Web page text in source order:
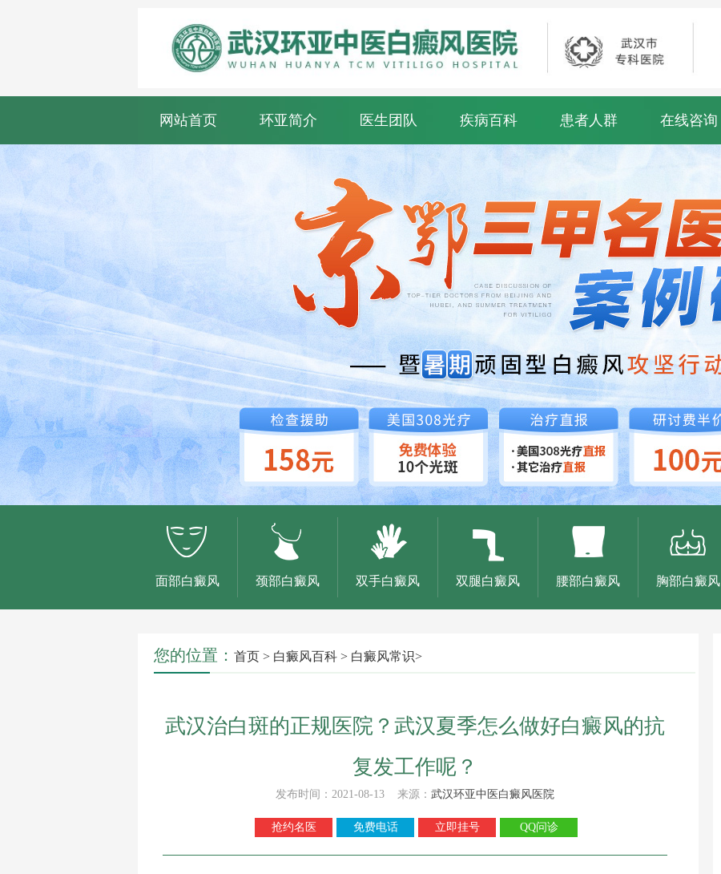
网站首页 环亚简介 医生团队 疾病百科 患者人群 在线咨询
面部白癜风 颈部白癜风 双手白癜风 双腿白癜风 腰部白癜风 胸部白癜风
您的位置： 首页 > 白癜风百科 > 白癜风常识>
武汉治白斑的正规医院？武汉夏季怎么做好白癜风的抗
复发工作呢？
发布时间：2021-08-13 来源： 武汉环亚中医白癜风医院
抢约名医 免费电话 立即挂号 QQ问诊